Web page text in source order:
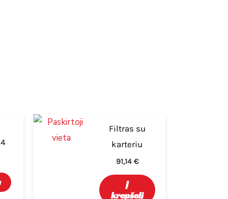
Filtras su
karteriu
91,14 €
Į
krepšelį